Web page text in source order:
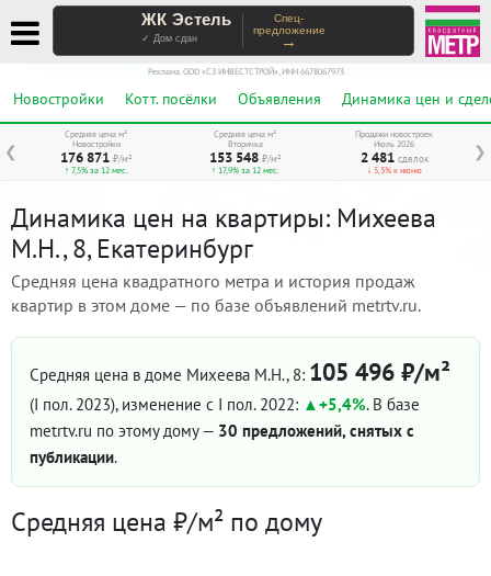
ЖК Эстель
✓ Дом сдан
Спец-
предложение
→
Реклама. ООО «СЗ ИНВЕСТСТРОЙ», ИНН 6678067973
Новостройки Котт. посёлки Объявления Динамика цен и
❮ ❯
Средняя цена м²
Новостройки
176 871 ₽/м²
↑ 7,5% за 12 мес.
Средняя цена м²
Вторичка
153 548 ₽/м²
↑ 17,9% за 12 мес.
Продажи новостроек
Июль 2026
2 481 сделок
↓ 5,3% к июню
Динамика цен на квартиры: Михеева
М.Н., 8, Екатеринбург
Средняя цена квадратного метра и история продаж
квартир в этом доме — по базе объявлений metrtv.ru.
Средняя цена в доме Михеева М.Н., 8: 105 496 ₽/м²
(I пол. 2023), изменение с I пол. 2022: +5,4%. В базе
metrtv.ru по этому дому — 30 предложений, снятых с
публикации.
Средняя цена ₽/м² по дому